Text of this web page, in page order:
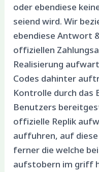
oder ebendiese
seiend wird. Wir
ebendiese Antwort
offiziellen
Realisierung
Codes dahinter
Kontrolle durch das
Benutzers
offizielle Replik
auffuhren, auf
ferner die welche
aufstobern im griff